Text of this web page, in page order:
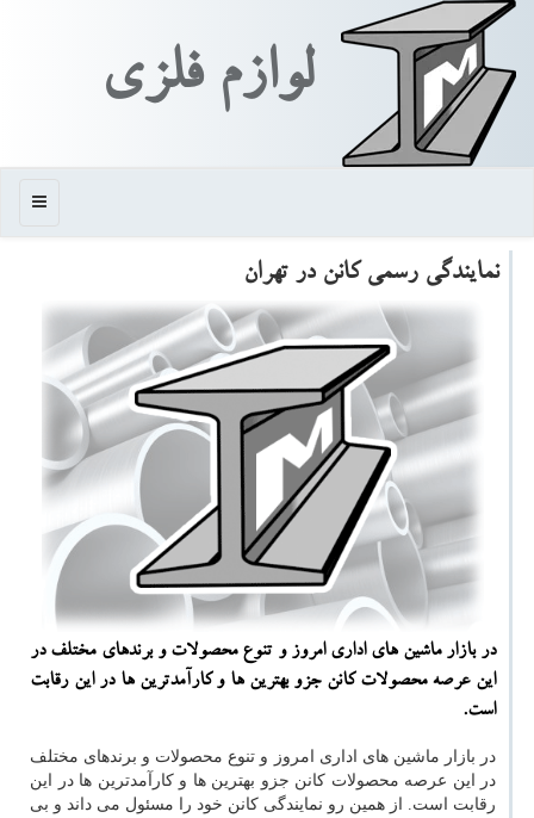
لوازم فلزی
منو
نمایندگی رسمی كانن در تهران
در بازار ماشین های اداری امروز و تنوع محصولات و برندهای مختلف در
این عرصه محصولات كانن جزو بهترین ها و كارآمدترین ها در این رقابت
است.
در بازار ماشین های اداری امروز و تنوع محصولات و برندهای مختلف
در این عرصه محصولات کانن جزو بهترین ها و کارآمدترین ها در این
رقابت است. از همین رو نمایندگی کانن خود را مسئول می داند و بی